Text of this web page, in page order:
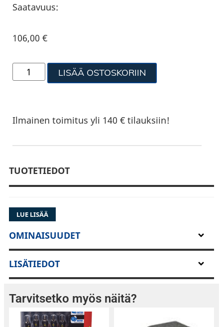
Saatavuus:
106,00€
LISÄÄ OSTOSKORIIN
Ilmainen toimitus yli 140 € tilauksiin!
TUOTETIEDOT
LUE LISÄÄ
OMINAISUUDET
LISÄTIEDOT
Tarvitsetko myös näitä?